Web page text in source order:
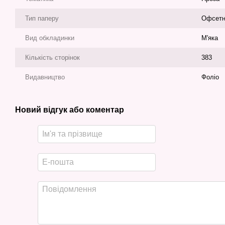
Тип паперу
Вид обкладинки М'яка
Кількість сторінок 383
Видавництво Фоліо
Новий відгук або коментар